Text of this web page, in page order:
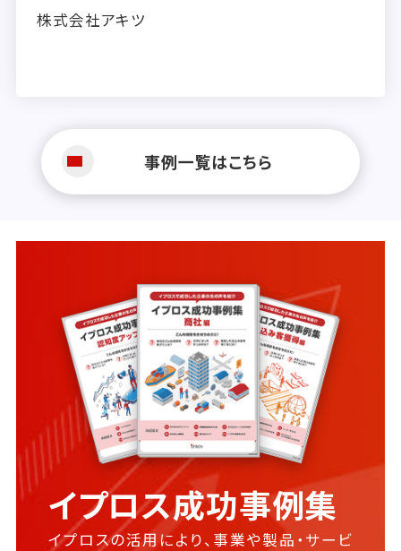
事例一覧はこちら
イプロス成功事例集
イプロスの活用により、事業や製品・サービ